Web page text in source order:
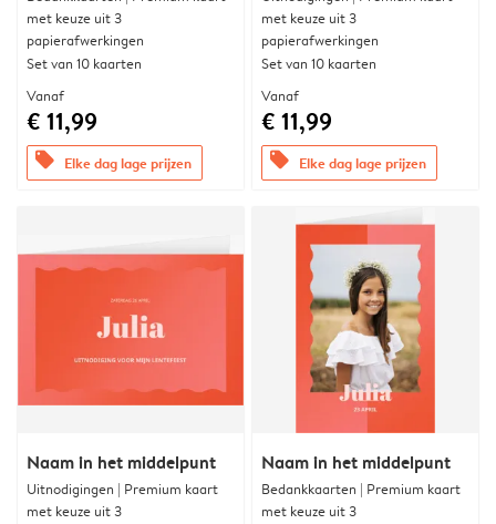
met keuze uit 3
papierafwerkingen
Set van 10 kaarten
Vanaf
€ 11,99
offers Elke dag lage prijzen
met keuze uit 3
papierafwerkingen
Set van 10 kaarten
Vanaf
€ 11,99
offers Elke dag lage prijzen
Naam in het middelpunt
Uitnodigingen | Premium kaart
met keuze uit 3
Naam in het middelpunt
Bedankkaarten | Premium kaart
met keuze uit 3